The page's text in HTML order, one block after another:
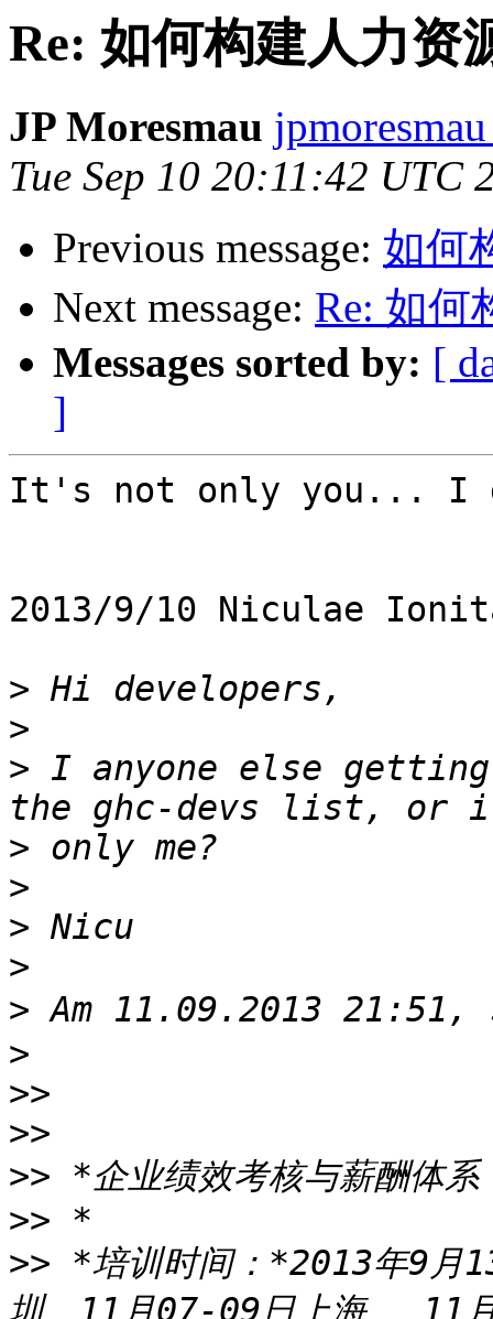
Re: 如何构建人力资
JP Moresmau
Tue Sep 10 20:11:42 UTC
Previous message: 如何
Next message: Re: 如何
Messages sorted by: [
]
It's not only you... I
2013/9/10 Niculae
>
>
> I anyone else
>
>
>
>
>
>
>>
>>
>>
>>
>> *培训时间：*2013年9月